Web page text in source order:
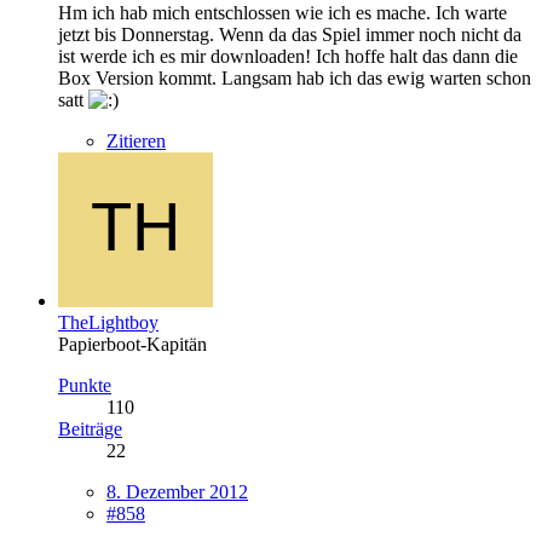
Hm ich hab mich entschlossen wie ich es mache. Ich warte
jetzt bis Donnerstag. Wenn da das Spiel immer noch nicht da
ist werde ich es mir downloaden! Ich hoffe halt das dann die
Box Version kommt. Langsam hab ich das ewig warten schon
satt
Zitieren
TheLightboy
Papierboot-Kapitän
Punkte
110
Beiträge
22
8. Dezember 2012
#858